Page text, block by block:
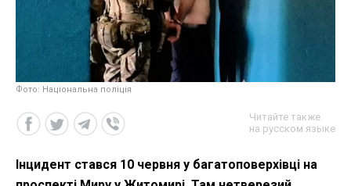
Фото: Національна поліція
Читайте также
на русском языке
Інцидент стався 10 червня у багатоповерхівці на